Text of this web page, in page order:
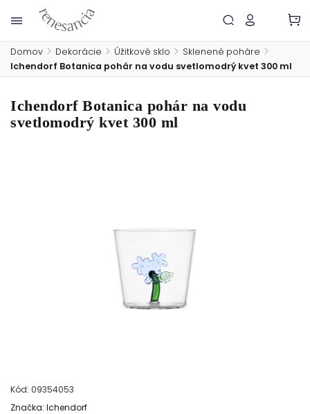
Domov / Dekorácie / Úžitkové sklo / Sklenené poháre /
Ichendorf Botanica pohár na vodu svetlomodrý kvet 300 ml
Ichendorf Botanica pohár na vodu
svetlomodrý kvet 300 ml
Kód: 09354053
Značka: Ichendorf